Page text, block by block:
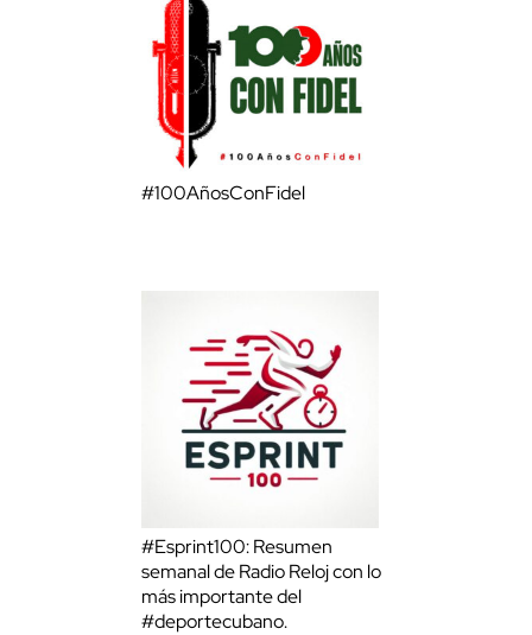
#100AñosConFidel
#Esprint100: Resumen
semanal de Radio Reloj con lo
más importante del
#deportecubano.